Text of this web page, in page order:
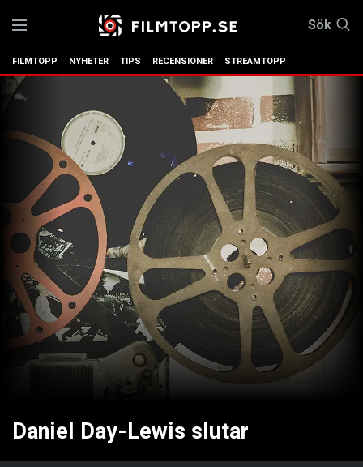
Sök
FILMTOPP NYHETER TIPS RECENSIONER STREAMTOPP
Daniel Day-Lewis slutar